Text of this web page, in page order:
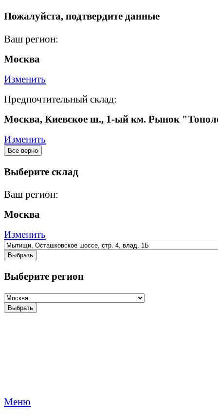
Пожалуйста, подтвердите данные
Ваш регион:
Москва
Изменить
Предпочтительный склад:
Москва, Киевское ш., 1-ый км. Рынок
Изменить
Все верно
Выберите склад
Ваш регион:
Москва
Изменить
Выбрать
Выберите регион
Выбрать
Меню